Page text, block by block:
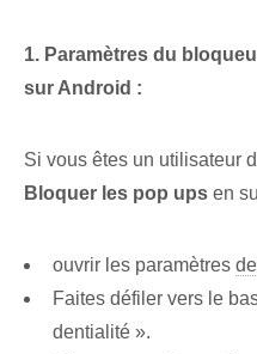
1. Paramètres du
sur Android :
Si vous êtes un utilisateur
Bloquer les pop ups en
ouvrir les paramètres
Faites défiler vers le
dentialité ».